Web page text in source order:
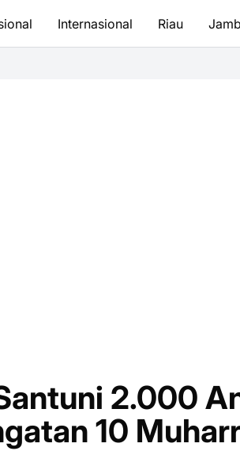
Internasional Riau
2.000
10